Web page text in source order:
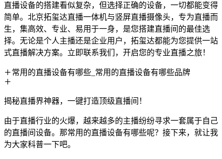
直播设备的搭建看似复杂，但选择正确的设备，一切都能变得
简单。北京拓玺达直播一体机与竖屏直播摄像头，专为直播而
生，集高效、专业、易用于一身，是您搭建直播间的最佳选
择。无论是个人主播还是企业用户，拓玺达都能为您提供一站
式直播解决方案。立即联系我们，开启您的专业直播之旅！
常用的直播设备有哪些_常用的直播设备有哪些品牌
揭秘直播界神器，一键打造顶级直播间！
由于直播行业的火爆，越来越多的主播纷纷寻求一套属于自己
的直播间设备。那常用的直播设备有哪些呢？接下来，就让我
为大家科普一下吧。